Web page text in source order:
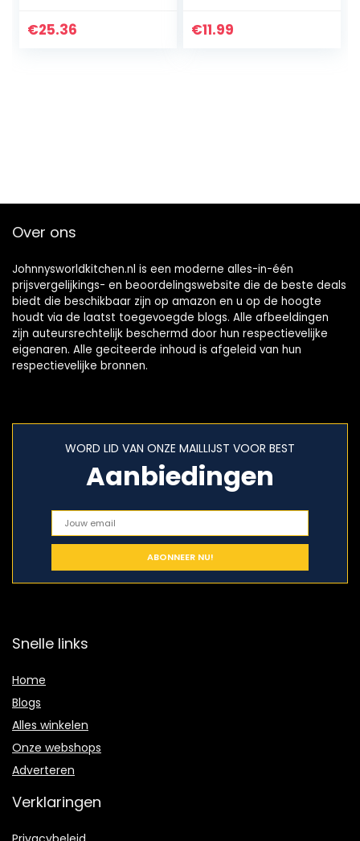
you eat
€25.36 €11.99
Over ons
Johnnysworldkitchen.nl is een moderne alles-in-één
prijsvergelijkings- en beoordelingswebsite die de beste deals
biedt die beschikbaar zijn op amazon en u op de hoogte
houdt via de laatst toegevoegde blogs. Alle afbeeldingen
zijn auteursrechtelijk beschermd door hun respectievelijke
eigenaren. Alle geciteerde inhoud is afgeleid van hun
respectievelijke bronnen.
WORD LID VAN ONZE MAILLIJST VOOR BEST
Aanbiedingen
Snelle links
Home
Blogs
Alles winkelen
Onze webshops
Adverteren
Verklaringen